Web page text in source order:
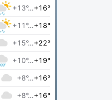
+13°…+16°
+11°…+18°
+15°…+22°
+10°…+19°
+8°…+16°
+8°…+16°